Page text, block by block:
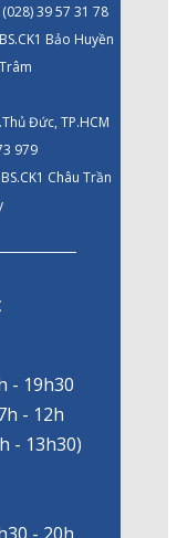
39 57 31 78
Bảo Huyền
Đức, TP.HCM
979
Châu Trần
- 19h30
- 12h
- 13h30)